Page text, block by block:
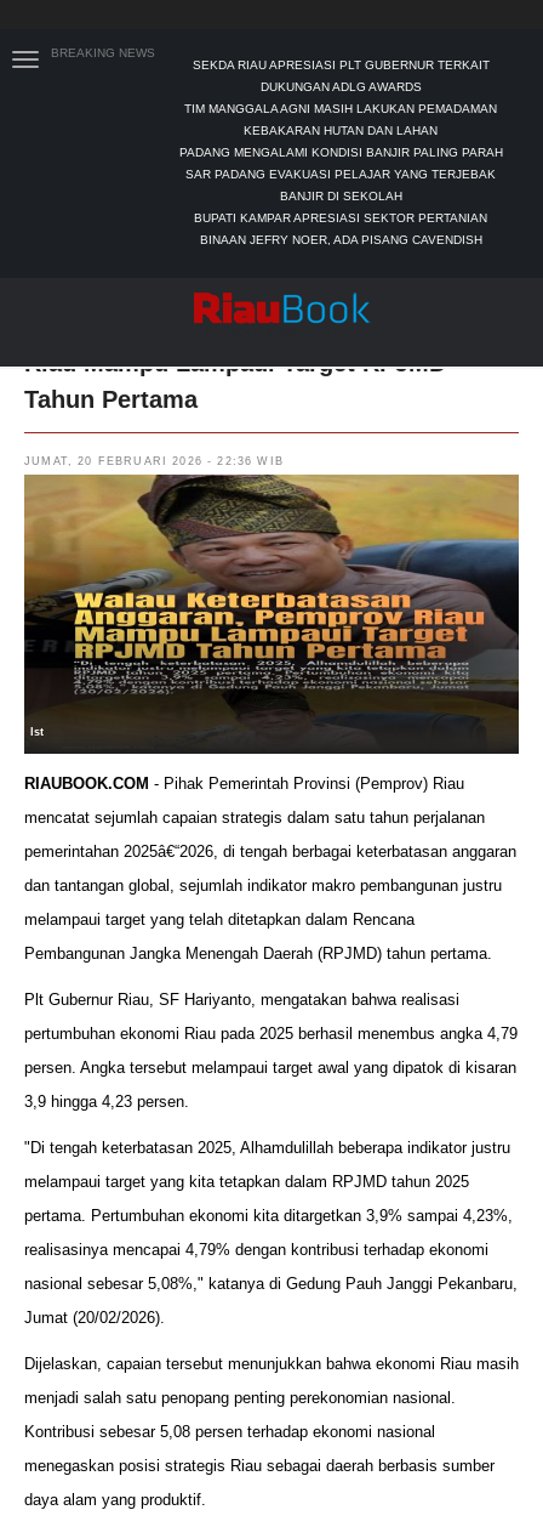
BREAKING NEWS
SEKDA RIAU APRESIASI PLT GUBERNUR TERKAIT
DUKUNGAN ADLG AWARDS
TIM MANGGALA AGNI MASIH LAKUKAN PEMADAMAN
KEBAKARAN HUTAN DAN LAHAN
PADANG MENGALAMI KONDISI BANJIR PALING PARAH
SAR PADANG EVAKUASI PELAJAR YANG TERJEBAK
BANJIR DI SEKOLAH
BUPATI KAMPAR APRESIASI SEKTOR PERTANIAN
BINAAN JEFRY NOER, ADA PISANG CAVENDISH
Walau Keterbatasan Anggaran, Pemprov
Riau Mampu Lampaui Target RPJMD
Tahun Pertama
JUMAT, 20 FEBRUARI 2026 - 22:36 WIB
Ist
RIAUBOOK.COM - Pihak Pemerintah Provinsi (Pemprov) Riau
mencatat sejumlah capaian strategis dalam satu tahun perjalanan
pemerintahan 2025â€“2026, di tengah berbagai keterbatasan anggaran
dan tantangan global, sejumlah indikator makro pembangunan justru
melampaui target yang telah ditetapkan dalam Rencana
Pembangunan Jangka Menengah Daerah (RPJMD) tahun pertama.
Plt Gubernur Riau, SF Hariyanto, mengatakan bahwa realisasi
pertumbuhan ekonomi Riau pada 2025 berhasil menembus angka 4,79
persen. Angka tersebut melampaui target awal yang dipatok di kisaran
3,9 hingga 4,23 persen.
"Di tengah keterbatasan 2025, Alhamdulillah beberapa indikator justru
melampaui target yang kita tetapkan dalam RPJMD tahun 2025
pertama. Pertumbuhan ekonomi kita ditargetkan 3,9% sampai 4,23%,
realisasinya mencapai 4,79% dengan kontribusi terhadap ekonomi
nasional sebesar 5,08%," katanya di Gedung Pauh Janggi Pekanbaru,
Jumat (20/02/2026).
Dijelaskan, capaian tersebut menunjukkan bahwa ekonomi Riau masih
menjadi salah satu penopang penting perekonomian nasional.
Kontribusi sebesar 5,08 persen terhadap ekonomi nasional
menegaskan posisi strategis Riau sebagai daerah berbasis sumber
daya alam yang produktif.